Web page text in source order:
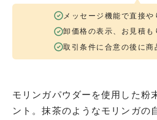
メッセージ機能で直接
卸価格の表示、お見積も
取引条件に合意の後に商
モリンガパウダーを使用した粉
ント。抹茶のようなモリンガの